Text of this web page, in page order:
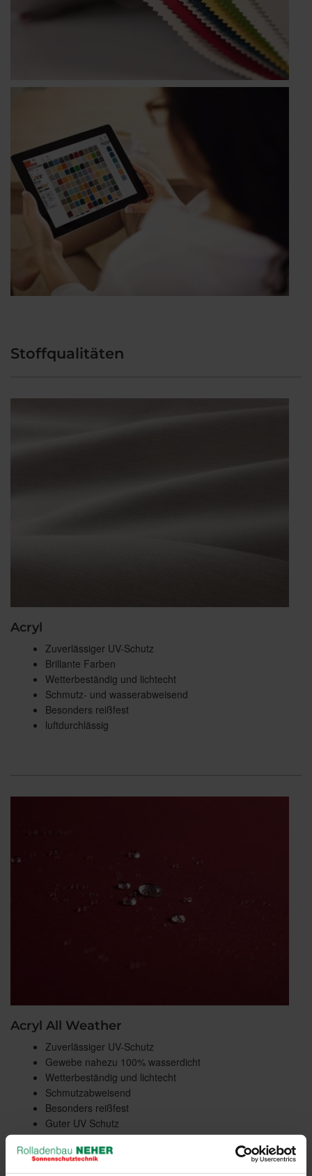
Stoffqualitäten
Acryl
Zuverlässiger UV-Schutz
Brillante Farben
Wetterbeständig und lichtecht
Schmutz- und wasserabweisend
Besonders reißfest
luftdurchlässig
Acryl All Weather
Zuverlässiger UV-Schutz
Gewebe nahezu 100% wasserdicht
Wetterbeständig und lichtecht
Schmutzabweisend
Besonders reißfest
Guter UV Schutz